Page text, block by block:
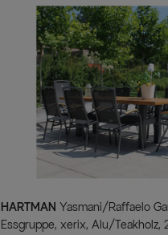
HARTMAN
Essgruppe, xerix, Alu/Teakholz,